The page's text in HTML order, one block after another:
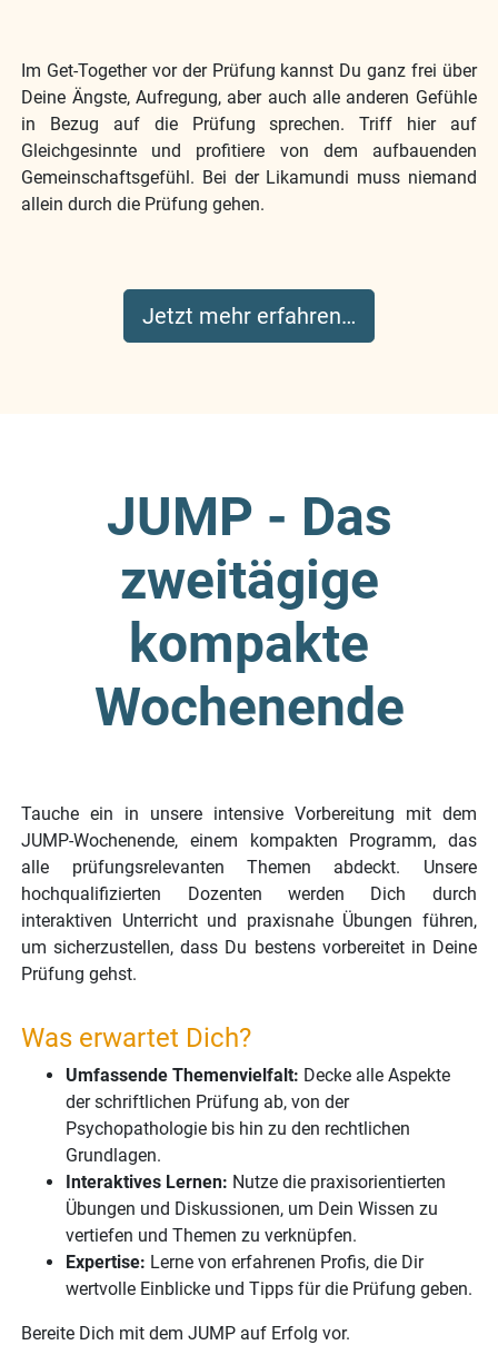
Im Get-Together vor der Prüfung kannst Du ganz frei über
Deine Ängste, Aufregung, aber auch alle anderen Gefühle
in Bezug auf die Prüfung sprechen. Triff hier auf
Gleichgesinnte und profitiere von dem aufbauenden
Gemeinschaftsgefühl. Bei der Likamundi muss niemand
allein durch die Prüfung gehen.
Jetzt mehr erfahren…
JUMP - Das
zweitägige
kompakte
Wochenende
Tauche ein in unsere intensive Vorbereitung mit dem
JUMP-Wochenende, einem kompakten Programm, das
alle prüfungsrelevanten Themen abdeckt. Unsere
hochqualifizierten Dozenten werden Dich durch
interaktiven Unterricht und praxisnahe Übungen führen,
um sicherzustellen, dass Du bestens vorbereitet in Deine
Prüfung gehst.
Was erwartet Dich?
Umfassende Themenvielfalt: Decke alle Aspekte
der schriftlichen Prüfung ab, von der
Psychopathologie bis hin zu den rechtlichen
Grundlagen.
Interaktives Lernen: Nutze die praxisorientierten
Übungen und Diskussionen, um Dein Wissen zu
vertiefen und Themen zu verknüpfen.
Expertise: Lerne von erfahrenen Profis, die Dir
wertvolle Einblicke und Tipps für die Prüfung geben.
Bereite Dich mit dem JUMP auf Erfolg vor.